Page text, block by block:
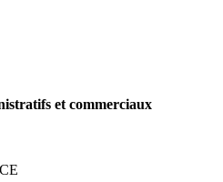
et commerciaux